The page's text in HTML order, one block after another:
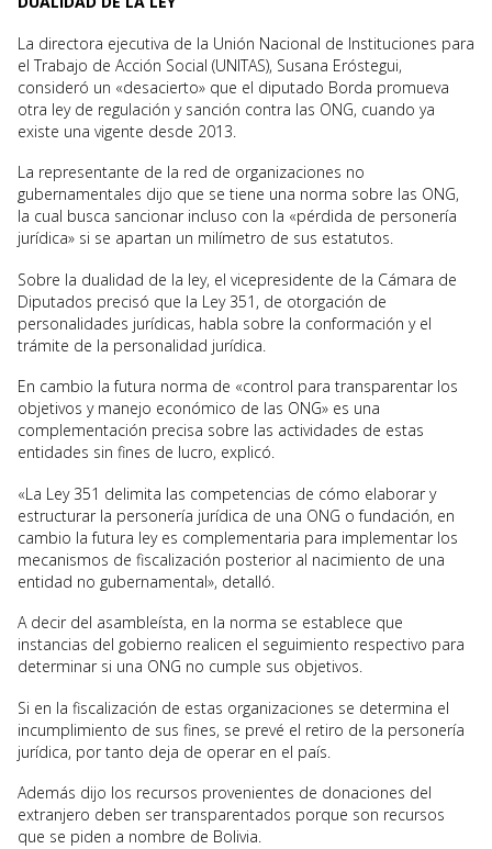
La directora ejecutiva de la Unión Nacional de Instituciones para
el Trabajo de Acción Social (UNITAS), Susana Eróstegui,
consideró un «desacierto» que el diputado Borda promueva
otra ley de regulación y sanción contra las ONG, cuando ya
existe una vigente desde 2013.
La representante de la red de organizaciones no
gubernamentales dijo que se tiene una norma sobre las ONG,
la cual busca sancionar incluso con la «pérdida de personería
jurídica» si se apartan un milímetro de sus estatutos.
Sobre la dualidad de la ley, el vicepresidente de la Cámara de
Diputados precisó que la Ley 351, de otorgación de
personalidades jurídicas, habla sobre la conformación y el
trámite de la personalidad jurídica.
En cambio la futura norma de «control para transparentar los
objetivos y manejo económico de las ONG» es una
complementación precisa sobre las actividades de estas
entidades sin fines de lucro, explicó.
«La Ley 351 delimita las competencias de cómo elaborar y
estructurar la personería jurídica de una ONG o fundación, en
cambio la futura ley es complementaria para implementar los
mecanismos de fiscalización posterior al nacimiento de una
entidad no gubernamental», detalló.
A decir del asambleísta, en la norma se establece que
instancias del gobierno realicen el seguimiento respectivo para
determinar si una ONG no cumple sus objetivos.
Si en la fiscalización de estas organizaciones se determina el
incumplimiento de sus fines, se prevé el retiro de la personería
jurídica, por tanto deja de operar en el país.
Además dijo los recursos provenientes de donaciones del
extranjero deben ser transparentados porque son recursos
que se piden a nombre de Bolivia.